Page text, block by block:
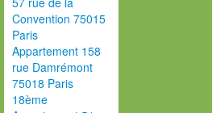
Convention 75015
Paris
Appartement 158
rue Damrémont
75018 Paris
18ème